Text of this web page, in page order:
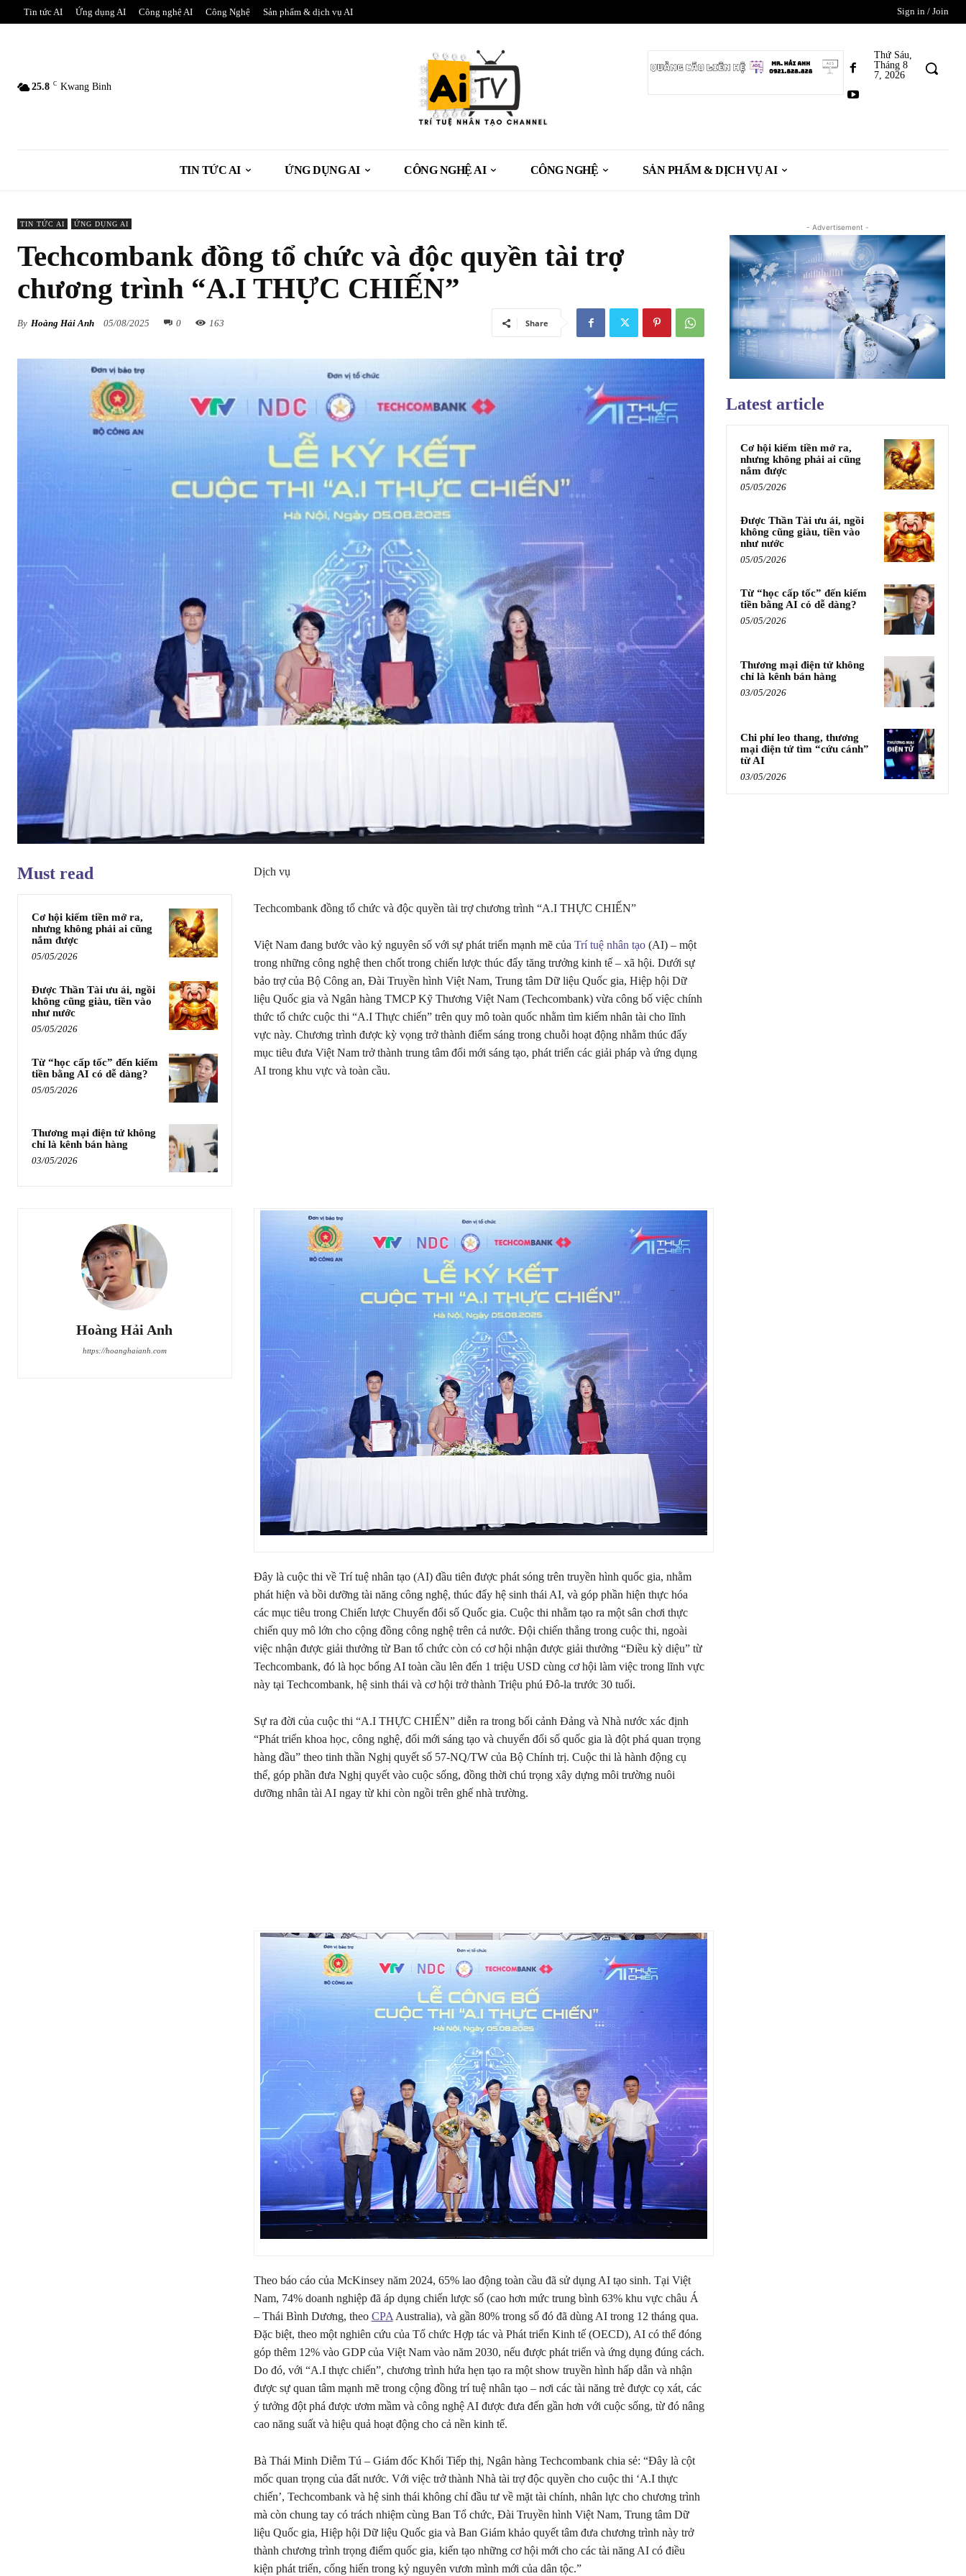
Tin tức AI Ứng dụng AI Công nghệ AI Công Nghệ Sản phẩm & dịch vụ AI Sign in / Join
25.8 C Kwang Binh
Thứ Sáu,
Tháng 8
7, 2026
TIN TỨC AI ỨNG DỤNG AI CÔNG NGHỆ AI CÔNG NGHỆ SẢN PHẨM & DỊCH VỤ AI
TIN TỨC AI ỨNG DỤNG AI
Techcombank đồng tổ chức và độc quyền tài trợ
chương trình “A.I THỰC CHIẾN”
By Hoàng Hải Anh 05/08/2025 0 163 Share
Must read
Cơ hội kiếm tiền mở ra,
nhưng không phải ai cũng
nắm được
05/05/2026
Được Thần Tài ưu ái, ngồi
không cũng giàu, tiền vào
như nước
05/05/2026
Từ “học cấp tốc” đến kiếm
tiền bằng AI có dễ dàng?
05/05/2026
Thương mại điện tử không
chỉ là kênh bán hàng
03/05/2026
Hoàng Hải Anh
https://hoanghaianh.com
Dịch vụ
Techcombank đồng tổ chức và độc quyền tài trợ chương trình “A.I THỰC CHIẾN”
Việt Nam đang bước vào kỷ nguyên số với sự phát triển mạnh mẽ của Trí tuệ nhân tạo(AI) – một
trong những công nghệ then chốt trong chiến lược thúc đẩy tăng trưởng kinh tế – xã hội. Dưới sự
bảo trợ của Bộ Công an, Đài Truyền hình Việt Nam, Trung tâm Dữ liệu Quốc gia, Hiệp hội Dữ
liệu Quốc gia và Ngân hàng TMCP Kỹ Thương Việt Nam (Techcombank) vừa công bố việc chính
thức tổ chức cuộc thi “A.I Thực chiến” trên quy mô toàn quốc nhằm tìm kiếm nhân tài cho lĩnh
vực này. Chương trình được kỳ vọng trở thành điểm sáng trong chuỗi hoạt động nhằm thúc đẩy
mục tiêu đưa Việt Nam trở thành trung tâm đổi mới sáng tạo, phát triển các giải pháp và ứng dụng
AI trong khu vực và toàn cầu.
Đây là cuộc thi về Trí tuệ nhân tạo (AI) đầu tiên được phát sóng trên truyền hình quốc gia, nhằm
phát hiện và bồi dưỡng tài năng công nghệ, thúc đẩy hệ sinh thái AI, và góp phần hiện thực hóa
các mục tiêu trong Chiến lược Chuyển đổi số Quốc gia. Cuộc thi nhằm tạo ra một sân chơi thực
chiến quy mô lớn cho cộng đồng công nghệ trên cả nước. Đội chiến thắng trong cuộc thi, ngoài
việc nhận được giải thưởng từ Ban tổ chức còn có cơ hội nhận được giải thưởng “Điều kỳ diệu” từ
Techcombank, đó là học bổng AI toàn cầu lên đến 1 triệu USD cùng cơ hội làm việc trong lĩnh vực
này tại Techcombank, hệ sinh thái và cơ hội trở thành Triệu phú Đô-la trước 30 tuổi.
Sự ra đời của cuộc thi “A.I THỰC CHIẾN” diễn ra trong bối cảnh Đảng và Nhà nước xác định
“Phát triển khoa học, công nghệ, đổi mới sáng tạo và chuyển đổi số quốc gia là đột phá quan trọng
hàng đầu” theo tinh thần Nghị quyết số 57-NQ/TW của Bộ Chính trị. Cuộc thi là hành động cụ
thể, góp phần đưa Nghị quyết vào cuộc sống, đồng thời chú trọng xây dựng môi trường nuôi
dưỡng nhân tài AI ngay từ khi còn ngồi trên ghế nhà trường.
Theo báo cáo của McKinsey năm 2024, 65% lao động toàn cầu đã sử dụng AI tạo sinh. Tại Việt
Nam, 74% doanh nghiệp đã áp dụng chiến lược số (cao hơn mức trung bình 63% khu vực châu Á
– Thái Bình Dương, theo CPA Australia), và gần 80% trong số đó đã dùng AI trong 12 tháng qua.
Đặc biệt, theo một nghiên cứu của Tổ chức Hợp tác và Phát triển Kinh tế (OECD), AI có thể đóng
góp thêm 12% vào GDP của Việt Nam vào năm 2030, nếu được phát triển và ứng dụng đúng cách.
Do đó, với “A.I thực chiến”, chương trình hứa hẹn tạo ra một show truyền hình hấp dẫn và nhận
được sự quan tâm mạnh mẽ trong cộng đồng trí tuệ nhân tạo – nơi các tài năng trẻ được cọ xát, các
ý tưởng đột phá được ươm mầm và công nghệ AI được đưa đến gần hơn với cuộc sống, từ đó nâng
cao năng suất và hiệu quả hoạt động cho cả nền kinh tế.
Bà Thái Minh Diễm Tú – Giám đốc Khối Tiếp thị, Ngân hàng Techcombank chia sẻ: “Đây là cột
mốc quan trọng của đất nước. Với việc trở thành Nhà tài trợ độc quyền cho cuộc thi ‘A.I thực
chiến’, Techcombank và hệ sinh thái không chỉ đầu tư về mặt tài chính, nhân lực cho chương trình
mà còn chung tay có trách nhiệm cùng Ban Tổ chức, Đài Truyền hình Việt Nam, Trung tâm Dữ
liệu Quốc gia, Hiệp hội Dữ liệu Quốc gia và Ban Giám khảo quyết tâm đưa chương trình này trở
thành chương trình trọng điểm quốc gia, kiến tạo những cơ hội mới cho các tài năng AI có điều
kiện phát triển, cống hiến trong kỷ nguyên vươn mình mới của dân tộc.”
- Advertisement -
Latest article
Cơ hội kiếm tiền mở ra,
nhưng không phải ai cũng
nắm được
05/05/2026
Được Thần Tài ưu ái, ngồi
không cũng giàu, tiền vào
như nước
05/05/2026
Từ “học cấp tốc” đến kiếm
tiền bằng AI có dễ dàng?
05/05/2026
Thương mại điện tử không
chỉ là kênh bán hàng
03/05/2026
Chi phí leo thang, thương
mại điện tử tìm “cứu cánh”
từ AI
03/05/2026